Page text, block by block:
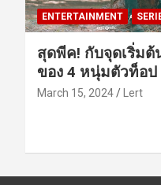
ENTERTAINMENT
สุดพีค! กับจุดเริ่ม
ของ 4 หนุ่มตัวท็อป
March 15, 2024 Lert